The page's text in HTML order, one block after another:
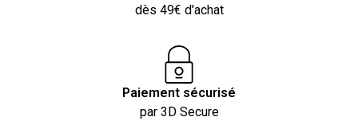
dès 49€ d'achat
Paiement sécurisé
par 3D Secure